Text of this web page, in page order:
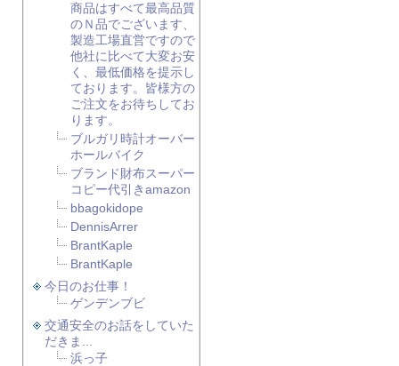
商品はすべて最高品質
のＮ品でございます、
製造工場直営ですので
他社に比べて大変お安
く、最低価格を提示し
ております。皆様方の
ご注文をお待ちしてお
ります。
ブルガリ時計オーバー
ホールバイク
ブランド財布スーパー
コピー代引きamazon
bbagokidope
DennisArrer
BrantKaple
BrantKaple
今日のお仕事！
ゲンデンブビ
交通安全のお話をしていた
だきま...
浜っ子